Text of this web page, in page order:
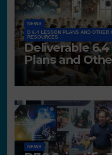
NEWS
D 6.4 LESSON PLANS AND OTHER
RESOURCES
Deliverable 6.4
Plans and
resources
NEWS